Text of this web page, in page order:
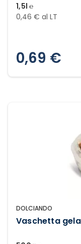
1,5l ℮
0,46 € al LT
0,69 €
DOLCIANDO
Vaschetta